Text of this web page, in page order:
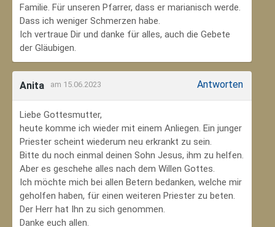
Familie. Für unseren Pfarrer, dass er marianisch werde.
Dass ich weniger Schmerzen habe.
Ich vertraue Dir und danke für alles, auch die Gebete
der Gläubigen.
Anita am 15.06.2023 Antworten
Liebe Gottesmutter,
heute komme ich wieder mit einem Anliegen. Ein junger
Priester scheint wiederum neu erkrankt zu sein.
Bitte du noch einmal deinen Sohn Jesus, ihm zu helfen.
Aber es geschehe alles nach dem Willen Gottes.
Ich möchte mich bei allen Betern bedanken, welche mir
geholfen haben, für einen weiteren Priester zu beten.
Der Herr hat Ihn zu sich genommen.
Danke euch allen.